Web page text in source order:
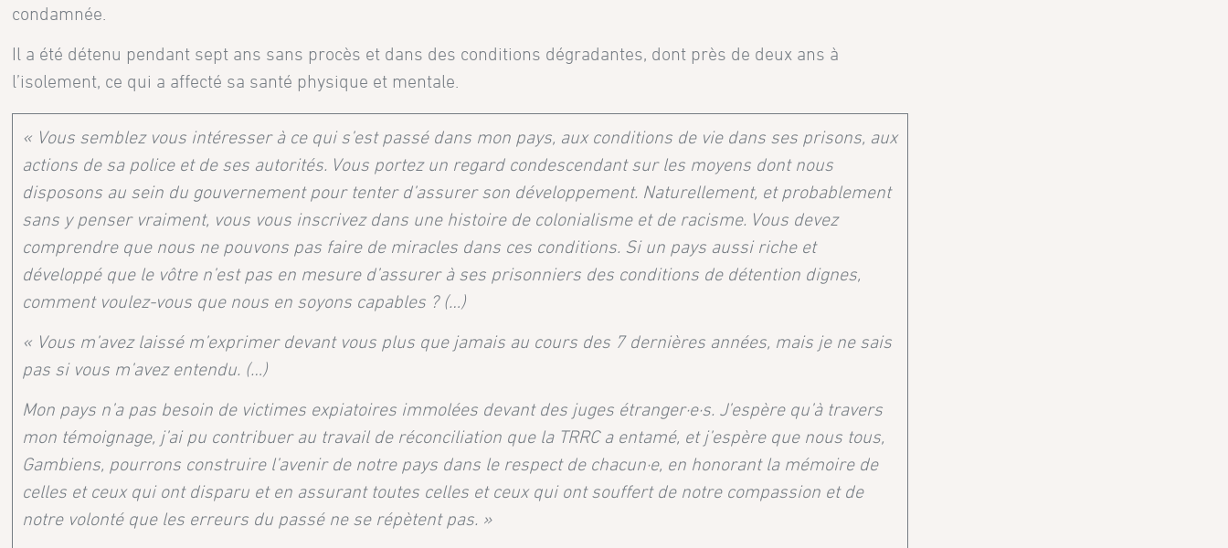
condamnée.
Il a été détenu pendant sept ans sans procès et dans des conditions dégradantes, dont près de deux ans à
l’isolement, ce qui a affecté sa santé physique et mentale.
« Vous semblez vous intéresser à ce qui s’est passé dans mon pays, aux conditions de vie dans ses prisons, aux
actions de sa police et de ses autorités. Vous portez un regard condescendant sur les moyens dont nous
disposons au sein du gouvernement pour tenter d’assurer son développement. Naturellement, et probablement
sans y penser vraiment, vous vous inscrivez dans une histoire de colonialisme et de racisme. Vous devez
comprendre que nous ne pouvons pas faire de miracles dans ces conditions. Si un pays aussi riche et
développé que le vôtre n’est pas en mesure d’assurer à ses prisonniers des conditions de détention dignes,
comment voulez-vous que nous en soyons capables ? (…)
« Vous m’avez laissé m’exprimer devant vous plus que jamais au cours des 7 dernières années, mais je ne sais
pas si vous m’avez entendu. (…)
Mon pays n’a pas besoin de victimes expiatoires immolées devant des juges étranger·e·s. J’espère qu’à travers
mon témoignage, j’ai pu contribuer au travail de réconciliation que la TRRC a entamé, et j’espère que nous tous,
Gambiens, pourrons construire l’avenir de notre pays dans le respect de chacun·e, en honorant la mémoire de
celles et ceux qui ont disparu et en assurant toutes celles et ceux qui ont souffert de notre compassion et de
notre volonté que les erreurs du passé ne se répètent pas. »